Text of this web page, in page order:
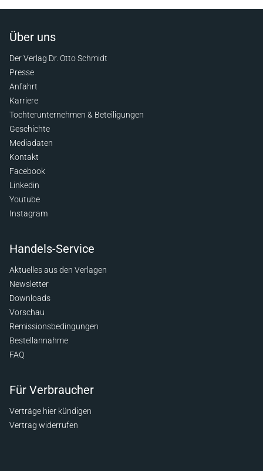
Über uns
Der Verlag Dr. Otto Schmidt
Presse
Anfahrt
Karriere
Tochterunternehmen & Beteiligungen
Geschichte
Mediadaten
Kontakt
Facebook
Linkedin
Youtube
Instagram
Handels-Service
Aktuelles aus den Verlagen
Newsletter
Downloads
Vorschau
Remissionsbedingungen
Bestellannahme
FAQ
Für Verbraucher
Verträge hier kündigen
Vertrag widerrufen